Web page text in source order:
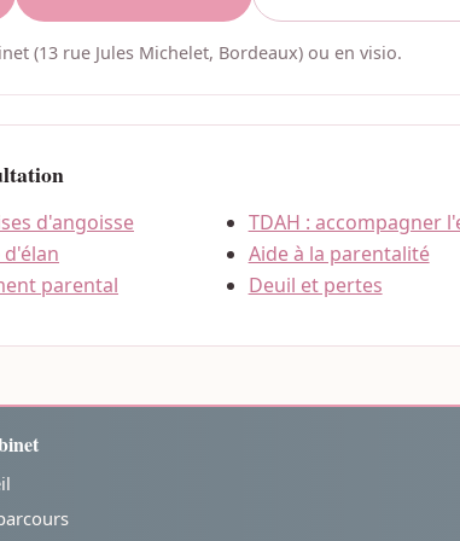
(13 rue Jules Michelet, Bordeaux) ou en visio.
d'angoisse
parental
TDAH : accompagner
Aide à la parentalité
Deuil et pertes